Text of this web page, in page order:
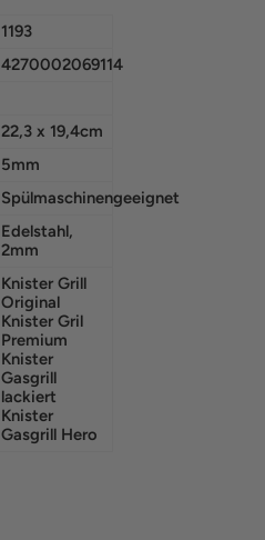
1193
4270002069114
22,3 x 19,4cm
5mm
Spülmaschinengeeignet
Edelstahl,
2mm
Knister Grill
Original
Knister Gril
Premium
Knister
Gasgrill
lackiert
Knister
Gasgrill Hero